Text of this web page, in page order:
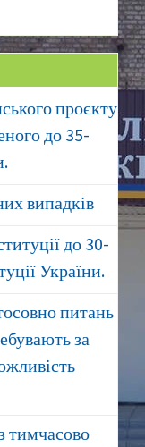
проєкту
до 35-
випадків
до 30-
України.
питань
за
тимчасово